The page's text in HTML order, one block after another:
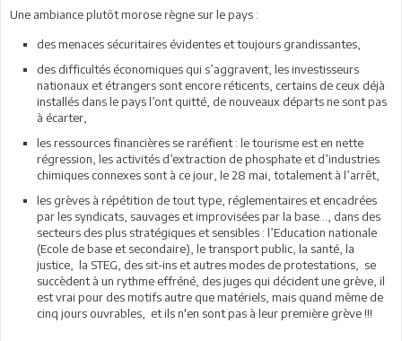
Une ambiance plutôt morose règne sur le pays :
des menaces sécuritaires évidentes et toujours grandissantes,
des difficultés économiques qui s’aggravent, les investisseurs
nationaux et étrangers sont encore réticents, certains de ceux déjà
installés dans le pays l’ont quitté, de nouveaux départs ne sont pas
à écarter,
les ressources financières se raréfient : le tourisme est en nette
régression, les activités d’extraction de phosphate et d’industries
chimiques connexes sont à ce jour, le 28 mai, totalement à l’arrêt,
les grèves à répétition de tout type, réglementaires et encadrées
par les syndicats, sauvages et improvisées par la base…, dans des
secteurs des plus stratégiques et sensibles : l’Education nationale
(Ecole de base et secondaire), le transport public, la santé, la
justice, la STEG, des sit-ins et autres modes de protestations, se
succèdent à un rythme effréné, des juges qui décident une grève, il
est vrai pour des motifs autre que matériels, mais quand même de
cinq jours ouvrables, et ils n'en sont pas à leur première grève !!!